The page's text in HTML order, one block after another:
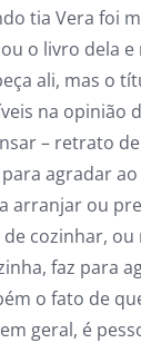
tia Vera foi
o livro dela e
ali, mas o
na opinião
– retrato
agradar ao
arranjar ou
cozinhar, ou
faz para
o fato de
geral, é